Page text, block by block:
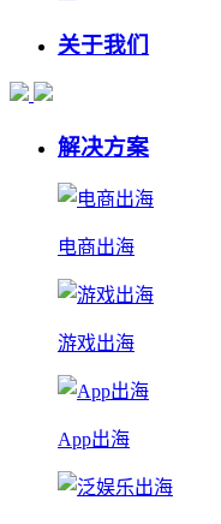
关于我们
解决方案
电商出海
游戏出海
App出海